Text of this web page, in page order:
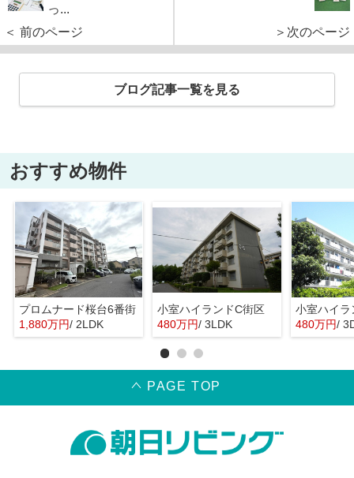
っ...
＜ 前のページ
＞次のページ
ブログ記事一覧を見る
おすすめ物件
プロムナード桜台6番街
1,880万円/ 2LDK
小室ハイランドC街区
480万円/ 3LDK
小室ハイラ
480万円/
PAGE TOP